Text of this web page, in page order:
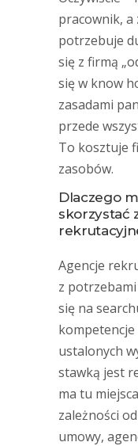
pracownik, a
potrzebuje
się z firmą
się w know
zasadami
przede
To kosztuje
zasobów.
Dlaczego
skorzystać
Agencje
z
się na
ustalonych
stawką jest
ma tu
zależności
umowy,